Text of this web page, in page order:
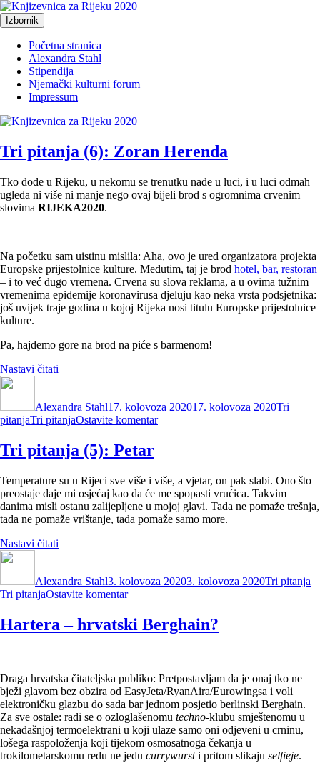
Preskoči
na
sadržaj
Knjizevnica za Rijeku 2020
Just another WordPress site
Izbornik
Početna stranica
Alexandra Stahl
Stipendija
Njemački kulturni forum
Impressum
Tri pitanja (6): Zoran Herenda
Tko dođe u Rijeku, u nekomu se trenutku nađe u luci, i u luci odmah
ugleda ni više ni manje nego ovaj bijeli brod s ogromnima crvenim
slovima RIJEKA2020.
Na početku sam uistinu mislila: Aha, ovo je ured organizatora projekta
Europske prijestolnice kulture. Međutim, taj je brod hotel, bar, restoran
– i to već dugo vremena. Crvena su slova reklama, a u ovima tužnim
vremenima epidemije koronavirusa djeluju kao neka vrsta podsjetnika:
još uvijek traje godina u kojoj Rijeka nosi titulu Europske prijestolnice
kulture.
Pa, hajdemo gore na brod na piće s barmenom!
Nastavi čitati
Zoran
Herenda”
Alexandra Stahl17. kolovoza 202017. kolovoza 2020Tri
pitanjaOznake
Tri pitanjaOstavite komentarna
Herenda
Tri pitanja (5): Petar
Temperature su u Rijeci sve više i više, a vjetar, on pak slabi. Ono što
preostaje daje mi osjećaj kao da će me spopasti vrućica. Takvim
danima misli ostanu zalijepljene u mojoj glavi. Tada ne pomaže trešnja,
tada ne pomaže vrištanje, tada pomaže samo more.
Nastavi čitati
Petar”
Alexandra Stahl3. kolovoza 20203. kolovoza 2020Tri pitanja
Tri pitanjaOstavite komentarna
pitanja
(5):
Hartera – hrvatski Berghain?
Draga hrvatska čitateljska publiko: Pretpostavljam da je onaj tko ne
bježi glavom bez obzira od EasyJeta/RyanAira/Eurowingsa i voli
elektroničku glazbu do sada bar jednom posjetio berlinski Berghain.
Za sve ostale: radi se o ozloglašenomu techno-klubu smještenomu u
nekadašnjoj termoelektrani u koji ulaze samo oni odjeveni u crninu,
lošega raspoloženja koji tijekom osmosatnoga čekanja u
trokilometarskomu redu ne jedu currywursti pritom slikaju selfieje.